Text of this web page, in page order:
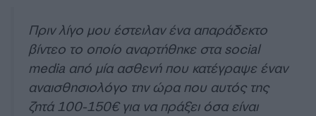
Πριν λίγο μου έστειλαν ένα απαράδεκτο
βίντεο το οποίο αναρτήθηκε στα social
media από μία ασθενή που κατέγραψε έναν
αναισθησιολόγο την ώρα που αυτός της
ζητά 100-150€ για να πράξει όσα είναι